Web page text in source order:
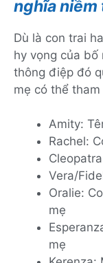
nghĩa niềm
Dù là con trai
hy vọng của bố
thông điệp đó
mẹ có thể tham
Amity:
Rachel:
Vera/
Oralie:
mẹ
mẹ